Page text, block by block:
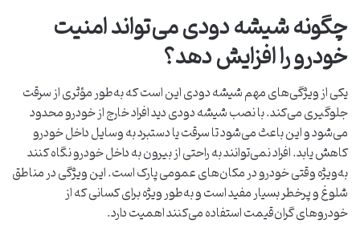
چگونه شیشه دودی می‌تواند امنیت
خودرو را افزایش دهد؟
یکی از ویژگی‌های مهم شیشه دودی این است که به‌طور مؤثری از سرقت
جلوگیری می‌کند. با نصب شیشه دودی دید افراد خارج از خودرو محدود
می‌شود و این باعث می‌شود تا سرقت یا دستبرد به وسایل داخل خودرو
کاهش یابد. افراد نمی‌توانند به راحتی از بیرون به داخل خودرو نگاه کنند
به‌ویژه وقتی خودرو در مکان‌های عمومی پارک است. این ویژگی در مناطق
شلوغ و پرخطر بسیار مفید است و به‌طور ویژه برای کسانی که از
خودروهای گران‌قیمت استفاده می‌کنند اهمیت دارد.